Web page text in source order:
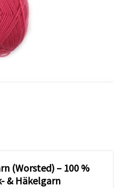
(Worsted) – 100 %
& Häkelgarn